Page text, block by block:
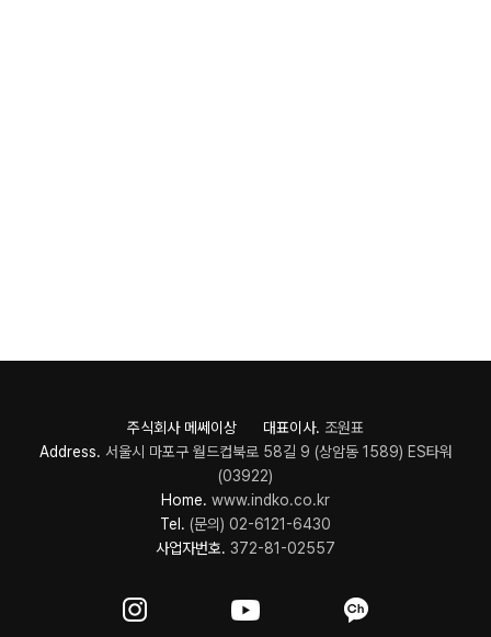
주식회사 메쎄이상 대표이사. 조원표
Address. 서울시 마포구 월드컵북로 58길 9 (상암동 1589) ES타워
(03922)
Home. www.indko.co.kr
Tel. (문의) 02-6121-6430
사업자번호. 372-81-02557